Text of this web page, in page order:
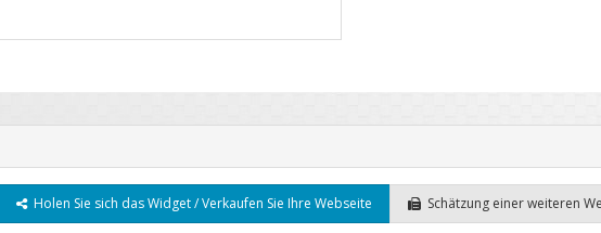
Holen Sie sich das Widget / Verkaufen Sie Ihre Webseite Schätzung einer weiteren